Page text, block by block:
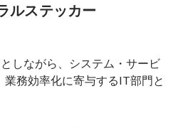
ルステッカー
しながら、システム・サービ
業務効率化に寄与するIT部門と